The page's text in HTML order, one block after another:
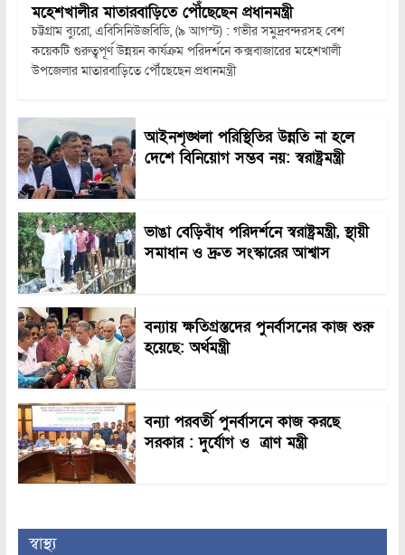
মহেশখালীর মাতারবাড়িতে পৌঁছেছেন প্রধানমন্ত্রী
চট্টগ্রাম ব্যুরো, এবিসিনিউজবিডি, (৯ আগস্ট) : গভীর সমুদ্রবন্দরসহ বেশ
কয়েকটি গুরুত্বপূর্ণ উন্নয়ন কার্যক্রম পরিদর্শনে কক্সবাজারের মহেশখালী
উপজেলার মাতারবাড়িতে পৌঁছেছেন প্রধানমন্ত্রী
আইনশৃঙ্খলা পরিস্থিতির উন্নতি না হলে
দেশে বিনিয়োগ সম্ভব নয়: স্বরাষ্ট্রমন্ত্রী
ভাঙা বেড়িবাঁধ পরিদর্শনে স্বরাষ্ট্রমন্ত্রী, স্থায়ী
সমাধান ও দ্রুত সংস্কারের আশ্বাস
বন্যায় ক্ষতিগ্রস্তদের পুনর্বাসনের কাজ শুরু
হয়েছে: অর্থমন্ত্রী
বন্যা পরবর্তী পুনর্বাসনে কাজ করছে
সরকার : দুর্যোগ ও ত্রাণ মন্ত্রী
স্বাস্থ্য